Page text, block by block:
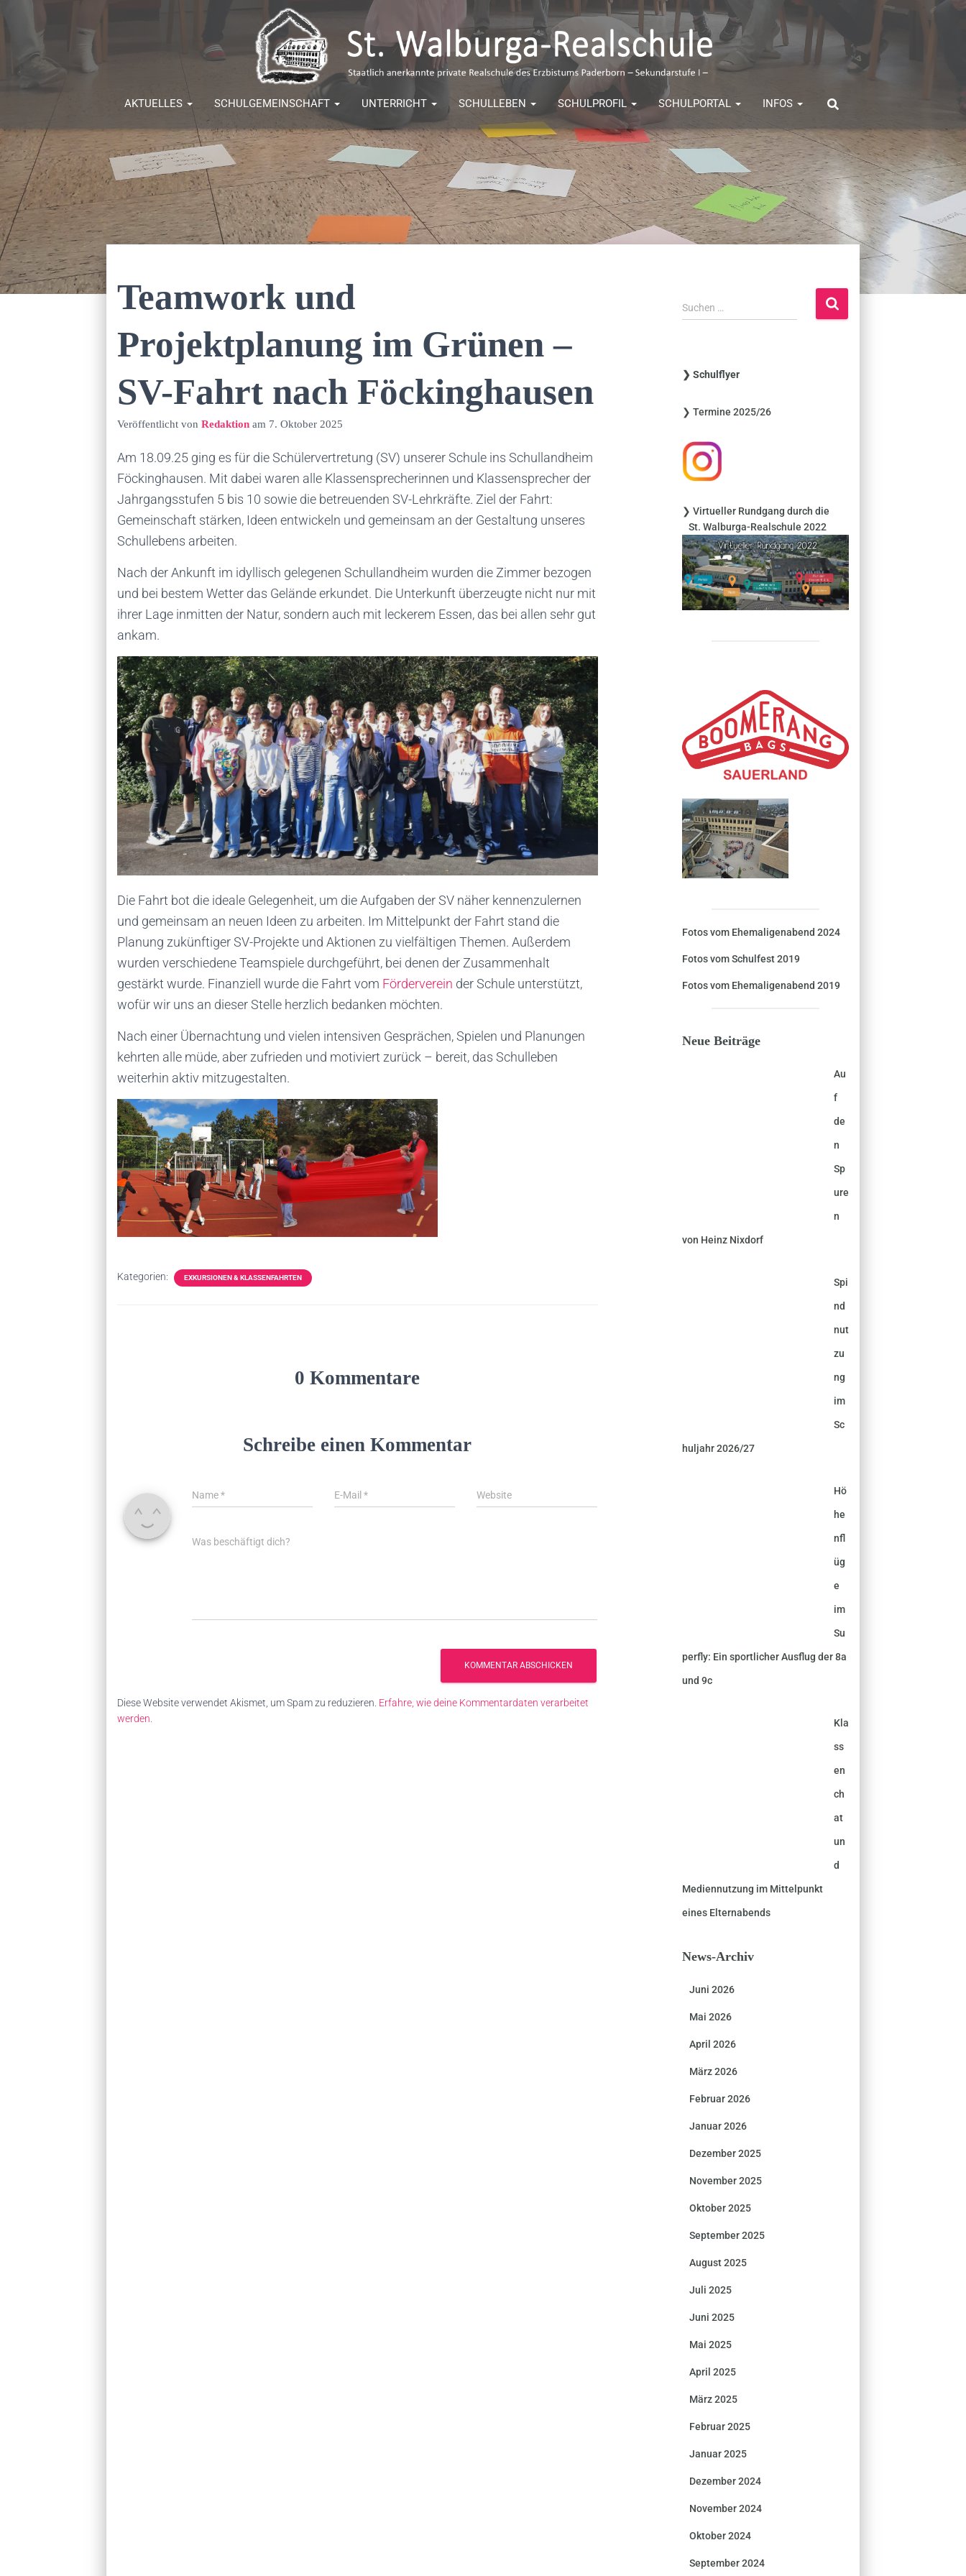
AKTUELLES SCHULGEMEINSCHAFT UNTERRICHT SCHULLEBEN SCHULPROFIL SCHULPORTAL INFOS
Teamwork und
Projektplanung im Grünen –
SV-Fahrt nach Föckinghausen
Veröffentlicht von Redaktionam 7. Oktober 2025
Am 18.09.25 ging es für die Schülervertretung (SV) unserer Schule ins Schullandheim
Föckinghausen. Mit dabei waren alle Klassensprecherinnen und Klassensprecher der
Jahrgangsstufen 5 bis 10 sowie die betreuenden SV-Lehrkräfte. Ziel der Fahrt:
Gemeinschaft stärken, Ideen entwickeln und gemeinsam an der Gestaltung unseres
Schullebens arbeiten.
Nach der Ankunft im idyllisch gelegenen Schullandheim wurden die Zimmer bezogen
und bei bestem Wetter das Gelände erkundet. Die Unterkunft überzeugte nicht nur mit
ihrer Lage inmitten der Natur, sondern auch mit leckerem Essen, das bei allen sehr gut
ankam.
Die Fahrt bot die ideale Gelegenheit, um die Aufgaben der SV näher kennenzulernen
und gemeinsam an neuen Ideen zu arbeiten. Im Mittelpunkt der Fahrt stand die
Planung zukünftiger SV-Projekte und Aktionen zu vielfältigen Themen. Außerdem
wurden verschiedene Teamspiele durchgeführt, bei denen der Zusammenhalt
gestärkt wurde. Finanziell wurde die Fahrt vom Förderverein der Schule unterstützt,
wofür wir uns an dieser Stelle herzlich bedanken möchten.
Nach einer Übernachtung und vielen intensiven Gesprächen, Spielen und Planungen
kehrten alle müde, aber zufrieden und motiviert zurück – bereit, das Schulleben
weiterhin aktiv mitzugestalten.
Kategorien: EXKURSIONEN & KLASSENFAHRTEN
0 Kommentare
Schreibe einen Kommentar
Name* E-Mail * Website
Was beschäftigt dich?
Diese Website verwendet Akismet, um Spam zu reduzieren. Erfahre, wie deine Kommentardaten verarbeitet
werden.
S
u
n
a
h
:
Suchen …
❯ Schulflyer
❯ Termine 2025/26
❯ Virtueller Rundgang durch die
St. Walburga-Realschule 2022
Fotos vom Ehemaligenabend 2024
Fotos vom Schulfest 2019
Fotos vom Ehemaligenabend 2019
Neue Beiträge
Au
f
de
n
Sp
ure
n
von Heinz Nixdorf
Spi
nd
nut
zu
ng
im
Sc
huljahr 2026/27
Hö
he
nfl
üg
e
im
Su
perfly: Ein sportlicher Ausflug der 8a
und 9c
Kla
ss
en
ch
at
un
d
Mediennutzung im Mittelpunkt
eines Elternabends
News-Archiv
Juni 2026
Mai 2026
April 2026
März 2026
Februar 2026
Januar 2026
Dezember 2025
November 2025
Oktober 2025
September 2025
August 2025
Juli 2025
Juni 2025
Mai 2025
April 2025
März 2025
Februar 2025
Januar 2025
Dezember 2024
November 2024
Oktober 2024
September 2024